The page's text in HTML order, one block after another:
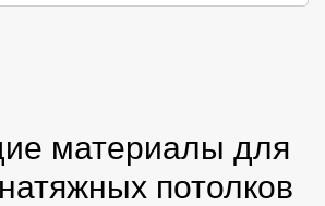
материалы для
потолков